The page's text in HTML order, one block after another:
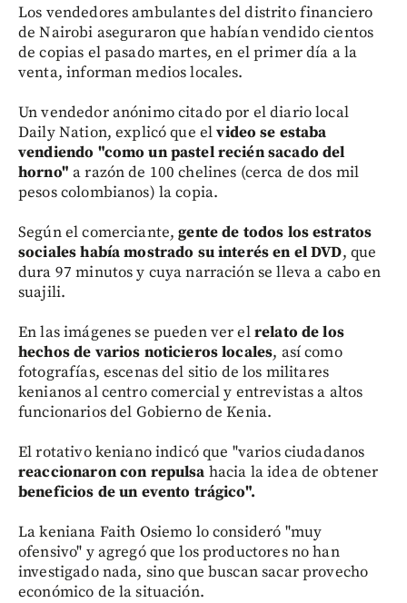
Los vendedores ambulantes del distrito financiero
de Nairobi aseguraron que habían vendido cientos
de copias el pasado martes, en el primer día a la
venta, informan medios locales.
Un vendedor anónimo citado por el diario local
Daily Nation, explicó que elvideo se estaba
vendiendo "como un pastel recién sacado del
horno" a razón de 100 chelines (cerca de dos mil
pesos colombianos) la copia.
Según el comerciante,gente de todos los estratos
sociales había mostrado su interés en el DVD, que
dura 97 minutos y cuya narración se lleva a cabo en
suajili.
En las imágenes se pueden ver elrelato de los
hechos de varios noticieros locales, así como
fotografías, escenas del sitio de los militares
kenianos al centro comercial y entrevistas a altos
funcionarios del Gobierno de Kenia.
El rotativo keniano indicó que "varios ciudadanos
reaccionaron con repulsa hacia la idea de obtener
beneficios de un evento trágico".
La keniana Faith Osiemo lo consideró "muy
ofensivo" y agregó que los productores no han
investigado nada, sino que buscan sacar provecho
económico de la situación.